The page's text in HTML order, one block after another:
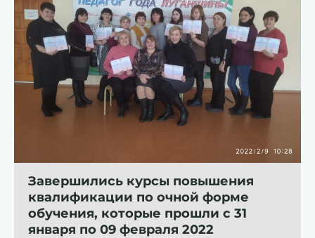
Завершились курсы повышения
квалификации по очной форме
обучения, которые прошли с 31
января по 09 февраля 2022